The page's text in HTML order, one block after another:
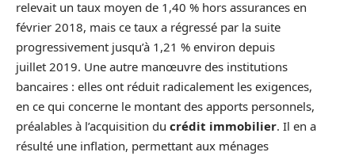
relevait un taux moyen de 1,40 % hors assurances en
février 2018, mais ce taux a régressé par la suite
progressivement jusqu’à 1,21 % environ depuis
juillet 2019. Une autre manœuvre des institutions
bancaires : elles ont réduit radicalement les exigences,
en ce qui concerne le montant des apports personnels,
préalables à l’acquisition du crédit immobilier. Il en a
résulté une inflation, permettant aux ménages